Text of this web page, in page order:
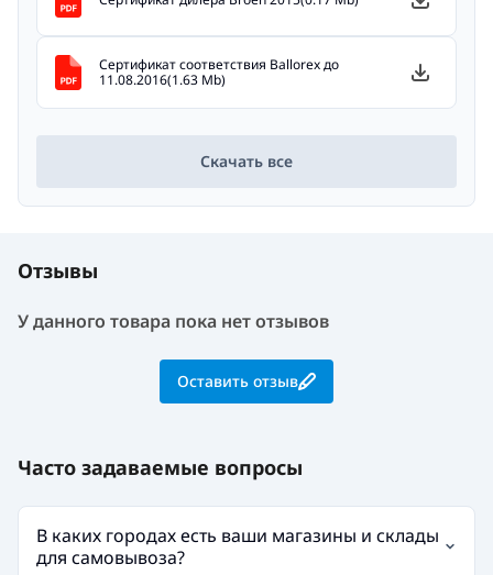
Сертификат соответствия Ballorex до
11.08.2016(1.63 Mb)
Скачать все
Отзывы
У данного товара пока нет отзывов
Оставить отзыв
Часто задаваемые вопросы
В каких городах есть ваши магазины и склады
для самовывоза?